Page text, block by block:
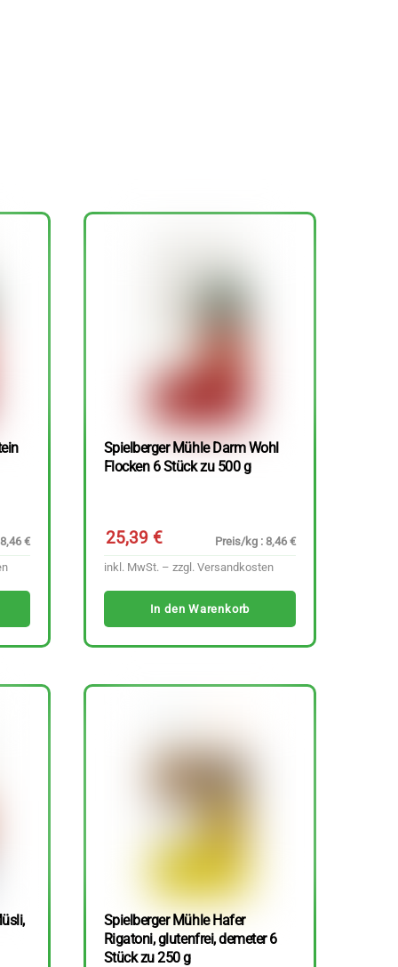
€
Spielberger Mühle Darm Wohl
Flocken 6 Stück zu 500 g
25,39€
Preis/kg : 8,46 €
inkl. MwSt. – zzgl. Versandkosten
In den Warenkorb
Spielberger Mühle Hafer
Rigatoni, glutenfrei, demeter 6
Stück zu 250 g